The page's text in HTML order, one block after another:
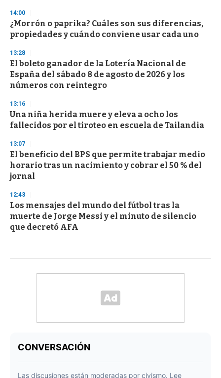
14:00
¿Morrón o paprika? Cuáles son sus diferencias,
propiedades y cuándo conviene usar cada uno
13:28
El boleto ganador de la Lotería Nacional de
España del sábado 8 de agosto de 2026 y los
números con reintegro
13:16
Una niña herida muere y eleva a ocho los
fallecidos por el tiroteo en escuela de Tailandia
13:07
El beneficio del BPS que permite trabajar medio
horario tras un nacimiento y cobrar el 50 % del
jornal
12:43
Los mensajes del mundo del fútbol tras la
muerte de Jorge Messi y el minuto de silencio
que decretó AFA